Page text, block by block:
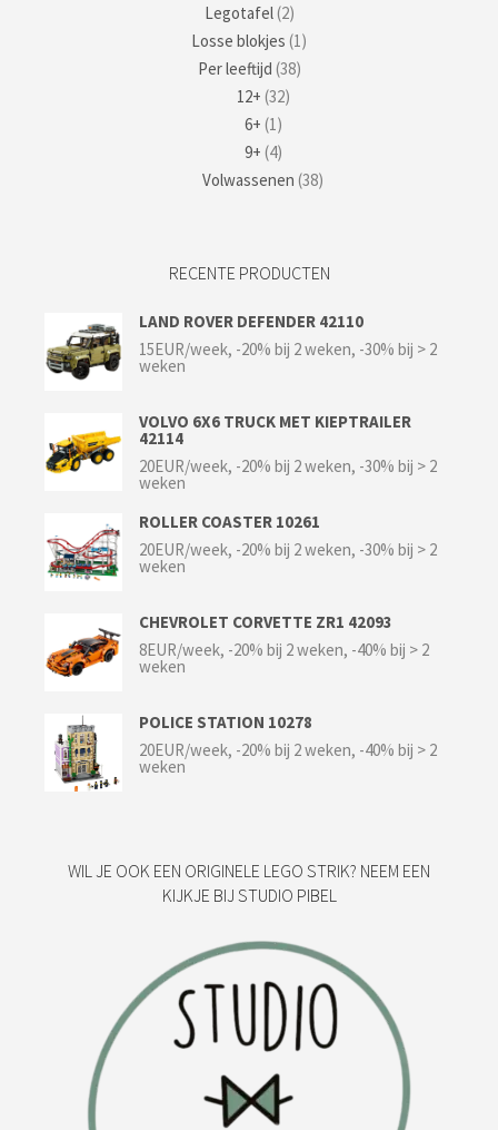
Legotafel(2)
Losse blokjes (1)
Per leeftijd (38)
12+ (32)
6+ (1)
9+ (4)
Volwassenen (38)
RECENTE PRODUCTEN
LAND ROVER DEFENDER 42110
15EUR/week, -20% bij 2 weken, -30% bij > 2
weken
VOLVO 6X6 TRUCK MET KIEPTRAILER
42114
20EUR/week, -20% bij 2 weken, -30% bij > 2
weken
ROLLER COASTER 10261
20EUR/week, -20% bij 2 weken, -30% bij > 2
weken
CHEVROLET CORVETTE ZR1 42093
8EUR/week, -20% bij 2 weken, -40% bij > 2
weken
POLICE STATION 10278
20EUR/week, -20% bij 2 weken, -40% bij > 2
weken
WIL JE OOK EEN ORIGINELE LEGO STRIK? NEEM EEN
KIJKJE BIJ STUDIO PIBEL